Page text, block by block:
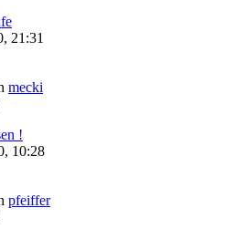
21:31
mecki
!
10:28
pfeiffer